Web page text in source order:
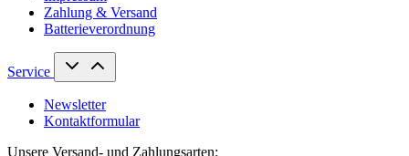
Zahlung & Versand
Batterieverordnung
Service
Newsletter
Kontaktformular
Unsere Versand- und Zahlungsarten: